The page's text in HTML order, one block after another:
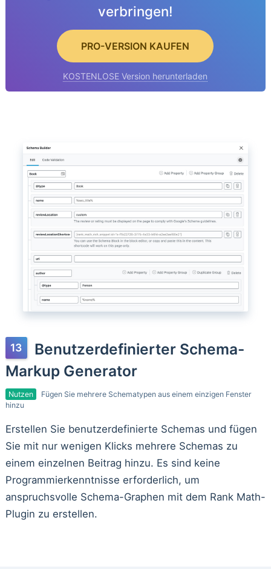
verbringen!
PRO-VERSION KAUFEN
KOSTENLOSE Version herunterladen
Benutzerdefinierter Schema-
Markup Generator
Nutzen
Fügen Sie mehrere Schematypen aus einem einzigen Fenster
hinzu
Erstellen Sie benutzerdefinierte Schemas und fügen
Sie mit nur wenigen Klicks mehrere Schemas zu
einem einzelnen Beitrag hinzu. Es sind keine
Programmierkenntnisse erforderlich, um
anspruchsvolle Schema-Graphen mit dem Rank Math-
Plugin zu erstellen.